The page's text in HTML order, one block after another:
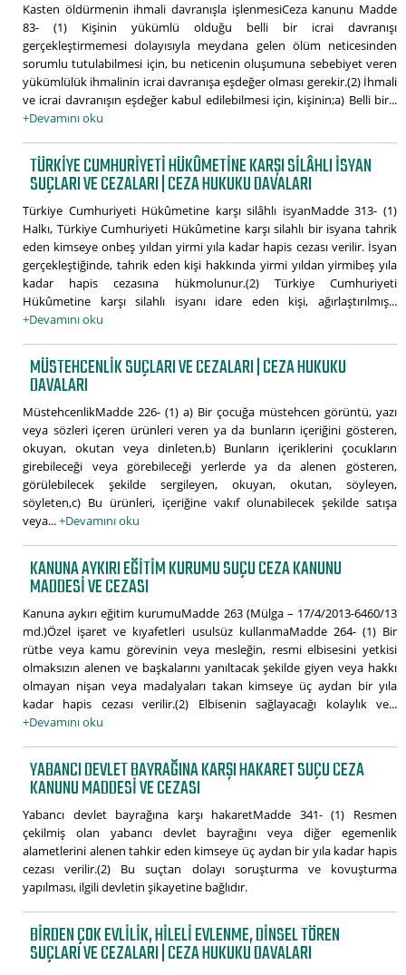
Kasten öldürmenin ihmali davranışla işlenmesiCeza kanunu Madde
83- (1) Kişinin yükümlü olduğu belli bir icrai davranışı
gerçekleştirmemesi dolayısıyla meydana gelen ölüm neticesinden
sorumlu tutulabilmesi için, bu neticenin oluşumuna sebebiyet veren
yükümlülük ihmalinin icrai davranışa eşdeğer olması gerekir.(2) İhmali
ve icrai davranışın eşdeğer kabul edilebilmesi için, kişinin;a) Belli bir...
+Devamını oku
TÜRKIYE CUMHURIYETI HÜKÛMETINE KARŞI SILÂHLI ISYAN
SUÇLARI VE CEZALARI | CEZA HUKUKU DAVALARI
Türkiye Cumhuriyeti Hükûmetine karşı silâhlı isyanMadde 313- (1)
Halkı, Türkiye Cumhuriyeti Hükûmetine karşı silahlı bir isyana tahrik
eden kimseye onbeş yıldan yirmi yıla kadar hapis cezası verilir. İsyan
gerçekleştiğinde, tahrik eden kişi hakkında yirmi yıldan yirmibeş yıla
kadar hapis cezasına hükmolunur.(2) Türkiye Cumhuriyeti
Hükûmetine karşı silahlı isyanı idare eden kişi, ağırlaştırılmış...
+Devamını oku
MÜSTEHCENLIK SUÇLARI VE CEZALARI | CEZA HUKUKU
DAVALARI
MüstehcenlikMadde 226- (1) a) Bir çocuğa müstehcen görüntü, yazı
veya sözleri içeren ürünleri veren ya da bunların içeriğini gösteren,
okuyan, okutan veya dinleten,b) Bunların içeriklerini çocukların
girebileceği veya görebileceği yerlerde ya da alenen gösteren,
görülebilecek şekilde sergileyen, okuyan, okutan, söyleyen,
söyleten,c) Bu ürünleri, içeriğine vakıf olunabilecek şekilde satışa
veya...+Devamını oku
KANUNA AYKIRI EĞITIM KURUMU SUÇU CEZA KANUNU
MADDESI VE CEZASI
Kanuna aykırı eğitim kurumuMadde 263 (Mülga – 17/4/2013-6460/13
md.)Özel işaret ve kıyafetleri usulsüz kullanmaMadde 264- (1) Bir
rütbe veya kamu görevinin veya mesleğin, resmi elbisesini yetkisi
olmaksızın alenen ve başkalarını yanıltacak şekilde giyen veya hakkı
olmayan nişan veya madalyaları takan kimseye üç aydan bir yıla
kadar hapis cezası verilir.(2) Elbisenin sağlayacağı kolaylık ve...
+Devamını oku
YABANCI DEVLET BAYRAĞINA KARŞI HAKARET SUÇU CEZA
KANUNU MADDESI VE CEZASI
Yabancı devlet bayrağına karşı hakaretMadde 341- (1) Resmen
çekilmiş olan yabancı devlet bayrağını veya diğer egemenlik
alametlerini alenen tahkir eden kimseye üç aydan bir yıla kadar hapis
cezası verilir.(2) Bu suçtan dolayı soruşturma ve kovuşturma
yapılması, ilgili devletin şikayetine bağlıdır.
BIRDEN ÇOK EVLILIK, HILELI EVLENME, DINSEL TÖREN
SUÇLARI VE CEZALARI | CEZA HUKUKU DAVALARI